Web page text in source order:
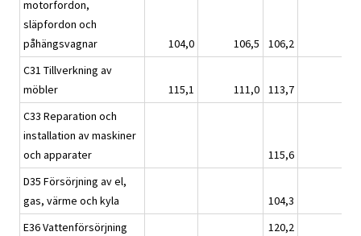
motorfordon,
släpfordon och
påhängsvagnar
104,0 106,5
106,2
C31 Tillverkning av
möbler
115,1 111,0
113,7
C33 Reparation och
installation av maskiner
och apparater
115,6
D35 Försörjning av el,
gas, värme och kyla
104,3
E36 Vattenförsörjning
120,2